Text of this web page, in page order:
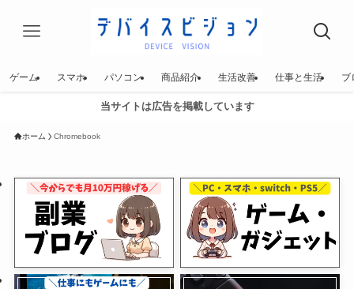
ゲーム スマホ パソコン 商品紹介 生活改善 仕事と生活 ブ
当サイトは広告を掲載しています
ホーム Chromebook